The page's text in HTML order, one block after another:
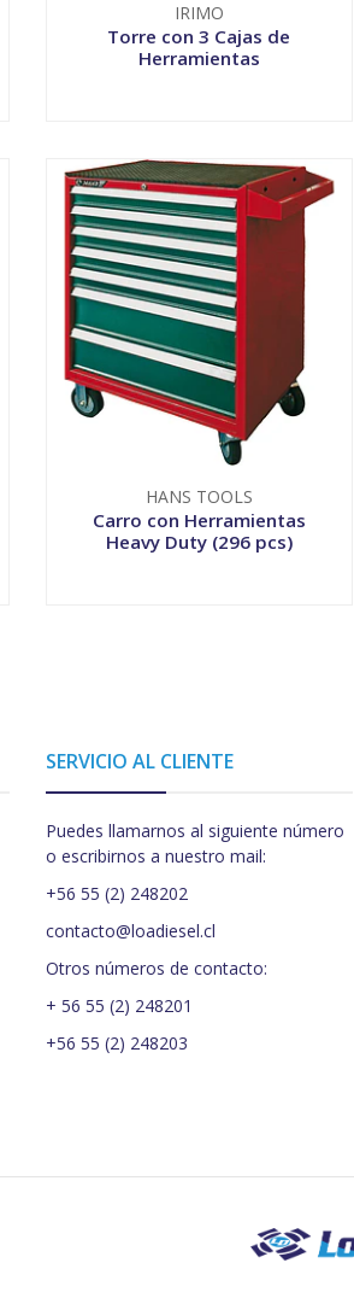
IRIMO
Torre con 3 Cajas de
Herramientas
HANS TOOLS
Carro con Herramientas
Heavy Duty (296 pcs)
SERVICIO AL CLIENTE
Puedes llamarnos al siguiente número
o escribirnos a nuestro mail:
+56 55 (2) 248202
contacto@loadiesel.cl
Otros números de contacto:
+ 56 55 (2) 248201
+56 55 (2) 248203